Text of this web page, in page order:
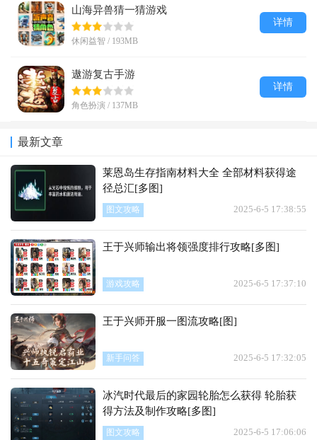
山海异兽猜一猜游戏
休闲益智 / 193MB
详情
遨游复古手游
角色扮演 / 137MB
详情
最新文章
莱恩岛生存指南材料大全 全部材料获得途
径总汇[多图]
图文攻略 2025-6-5 17:38:55
王于兴师输出将领强度排行攻略[多图]
游戏攻略 2025-6-5 17:37:10
王于兴师开服一图流攻略[图]
新手问答 2025-6-5 17:32:05
冰汽时代最后的家园轮胎怎么获得 轮胎获
得方法及制作攻略[多图]
图文攻略 2025-6-5 17:06:06